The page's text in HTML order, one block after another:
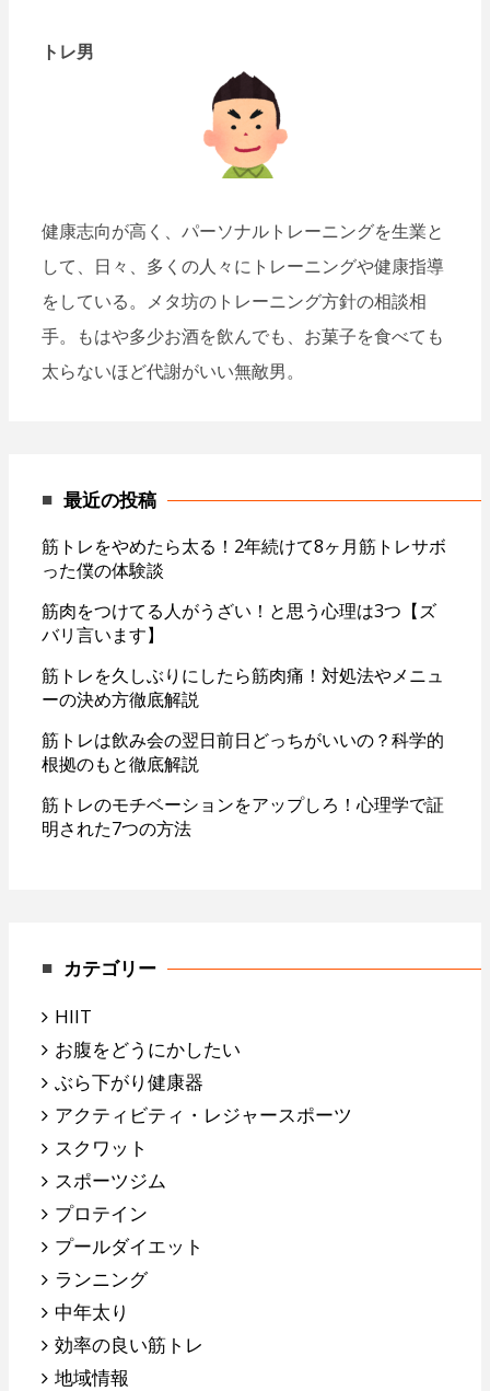
トレ男
健康志向が高く、パーソナルトレーニングを生業と
して、日々、多くの人々にトレーニングや健康指導
をしている。メタ坊のトレーニング方針の相談相
手。もはや多少お酒を飲んでも、お菓子を食べても
太らないほど代謝がいい無敵男。
最近の投稿
筋トレをやめたら太る！2年続けて8ヶ月筋トレサボ
った僕の体験談
筋肉をつけてる人がうざい！と思う心理は3つ【ズ
バリ言います】
筋トレを久しぶりにしたら筋肉痛！対処法やメニュ
ーの決め方徹底解説
筋トレは飲み会の翌日前日どっちがいいの？科学的
根拠のもと徹底解説
筋トレのモチベーションをアップしろ！心理学で証
明された7つの方法
カテゴリー
HIIT
お腹をどうにかしたい
ぶら下がり健康器
アクティビティ・レジャースポーツ
スクワット
スポーツジム
プロテイン
プールダイエット
ランニング
中年太り
効率の良い筋トレ
地域情報